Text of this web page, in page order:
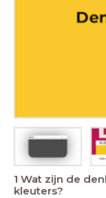
1 Wat zijn de
kleuters?